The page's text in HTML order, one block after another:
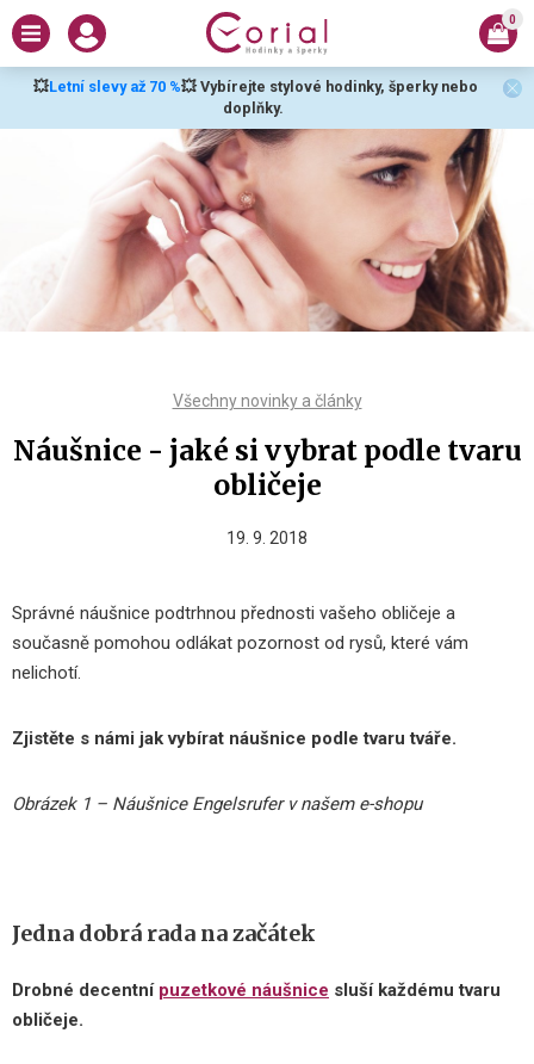
💥Letní slevy až 70 %💥 Vybírejte stylové hodinky, šperky nebo
doplňky.
0
Všechny novinky a články
Náušnice - jaké si vybrat podle tvaru
obličeje
19. 9. 2018
Správné náušnice podtrhnou přednosti vašeho obličeje a
současně pomohou odlákat pozornost od rysů, které vám
nelichotí.
Zjistěte s námi jak vybírat náušnice podle tvaru tváře.
Obrázek 1 – Náušnice Engelsrufer v našem e-shopu
Jedna dobrá rada na začátek
Drobné decentní puzetkové náušnice sluší každému tvaru
obličeje.